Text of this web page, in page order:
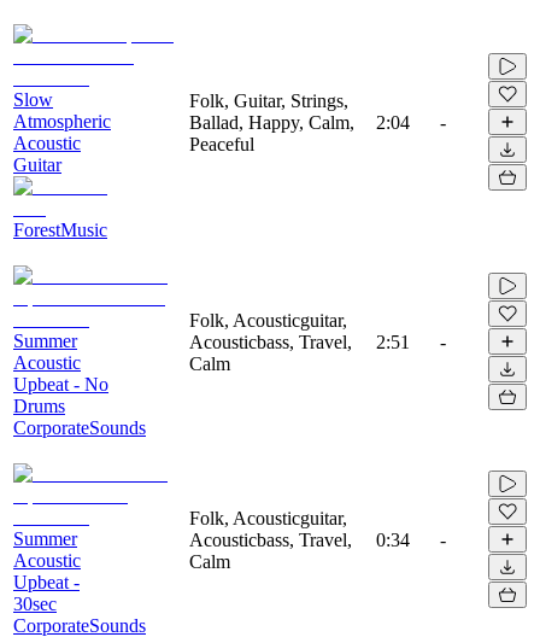
Slow
Atmospheric
Acoustic
Guitar
ForestMusic
Folk, Guitar, Strings,
Ballad, Happy, Calm,
Peaceful
2:04 -
Summer
Acoustic
Upbeat - No
Drums
CorporateSounds
Folk, Acousticguitar,
Acousticbass, Travel,
Calm
2:51 -
Summer
Acoustic
Upbeat -
30sec
CorporateSounds
Folk, Acousticguitar,
Acousticbass, Travel,
Calm
0:34 -